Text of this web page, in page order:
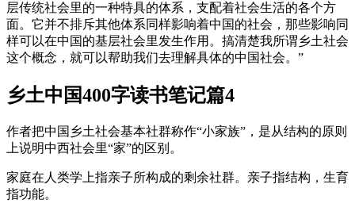
层传统社会里的一种特具的体系，支配着社会生活的各个方
面。它并不排斥其他体系同样影响着中国的社会，那些影响同
样可以在中国的基层社会里发生作用。搞清楚我所谓乡土社会
这个概念，就可以帮助我们去理解具体的中国社会。”
乡土中国400字读书笔记篇4
作者把中国乡土社会基本社群称作“小家族”，是从结构的原则
上说明中西社会里“家”的区别。
家庭在人类学上指亲子所构成的剩余社群。亲子指结构，生育
指功能。